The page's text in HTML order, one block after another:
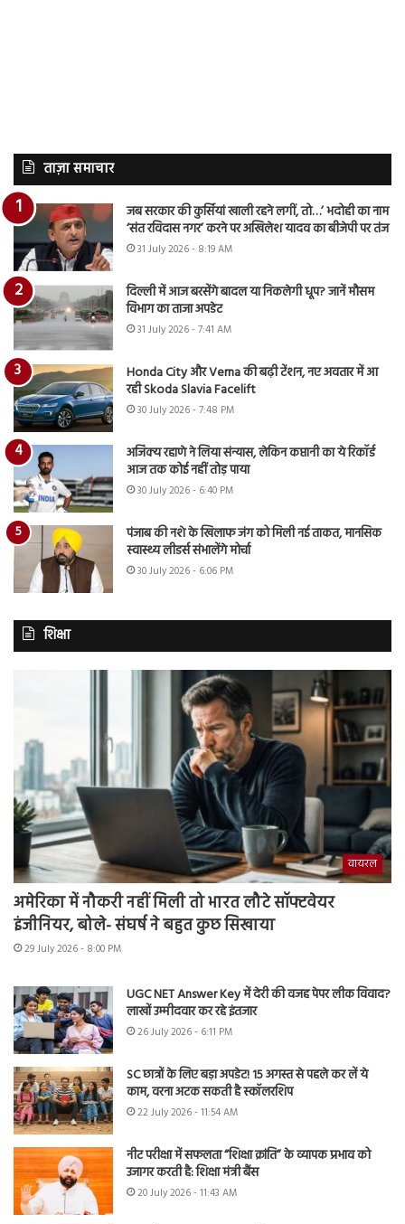
ताज़ा समाचार
जब सरकार की कुर्सियां खाली रहने लगीं, तो…’ भदोही का नाम
‘संत रविदास नगर’ करने पर अखिलेश यादव का बीजेपी पर तंज
31 July 2026 - 8:19 AM
दिल्ली में आज बरसेंगे बादल या निकलेगी धूप? जानें मौसम
विभाग का ताजा अपडेट
31 July 2026 - 7:41 AM
Honda City और Verna की बढ़ी टेंशन, नए अवतार में आ
रही Skoda Slavia Facelift
30 July 2026 - 7:48 PM
अजिंक्य रहाणे ने लिया संन्यास, लेकिन कप्तानी का ये रिकॉर्ड
आज तक कोई नहीं तोड़ पाया
30 July 2026 - 6:40 PM
पंजाब की नशे के खिलाफ जंग को मिली नई ताकत, मानसिक
स्वास्थ्य लीडर्स संभालेंगे मोर्चा
30 July 2026 - 6:06 PM
शिक्षा
वायरल
अमेरिका में नौकरी नहीं मिली तो भारत लौटे सॉफ्टवेयर
इंजीनियर, बोले- संघर्ष ने बहुत कुछ सिखाया
29 July 2026 - 8:00 PM
UGC NET Answer Key में देरी की वजह पेपर लीक विवाद?
लाखों उम्मीदवार कर रहे इंतजार
26 July 2026 - 6:11 PM
SC छात्रों के लिए बड़ा अपडेट! 15 अगस्त से पहले कर लें ये
काम, वरना अटक सकती है स्कॉलरशिप
22 July 2026 - 11:54 AM
नीट परीक्षा में सफलता “शिक्षा क्रांति” के व्यापक प्रभाव को
उजागर करती है: शिक्षा मंत्री बैंस
20 July 2026 - 11:43 AM